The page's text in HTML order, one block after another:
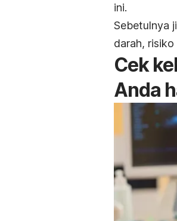
ini.
Sebetulnya
darah,
Cek
Anda